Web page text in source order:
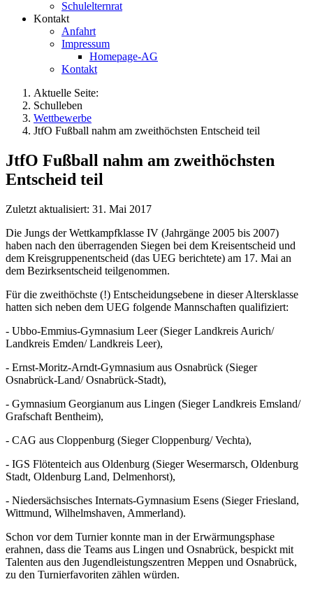
Schulelternrat
Kontakt
Anfahrt
Impressum
Homepage-AG
Kontakt
Aktuelle Seite:
Schulleben
Wettbewerbe
JtfO Fußball nahm am zweithöchsten Entscheid teil
JtfO Fußball nahm am zweithöchsten
Entscheid teil
Zuletzt aktualisiert: 31. Mai 2017
Die Jungs der Wettkampfklasse IV (Jahrgänge 2005 bis 2007)
haben nach den überragenden Siegen bei dem Kreisentscheid und
dem Kreisgruppenentscheid (das UEG berichtete) am 17. Mai an
dem Bezirksentscheid teilgenommen.
Für die zweithöchste (!) Entscheidungsebene in dieser Altersklasse
hatten sich neben dem UEG folgende Mannschaften qualifiziert:
- Ubbo-Emmius-Gymnasium Leer (Sieger Landkreis Aurich/
Landkreis Emden/ Landkreis Leer),
- Ernst-Moritz-Arndt-Gymnasium aus Osnabrück (Sieger
Osnabrück-Land/ Osnabrück-Stadt),
- Gymnasium Georgianum aus Lingen (Sieger Landkreis Emsland/
Grafschaft Bentheim),
- CAG aus Cloppenburg (Sieger Cloppenburg/ Vechta),
- IGS Flötenteich aus Oldenburg (Sieger Wesermarsch, Oldenburg
Stadt, Oldenburg Land, Delmenhorst),
- Niedersächsisches Internats-Gymnasium Esens (Sieger Friesland,
Wittmund, Wilhelmshaven, Ammerland).
Schon vor dem Turnier konnte man in der Erwärmungsphase
erahnen, dass die Teams aus Lingen und Osnabrück, bespickt mit
Talenten aus den Jugendleistungszentren Meppen und Osnabrück,
zu den Turnierfavoriten zählen würden.